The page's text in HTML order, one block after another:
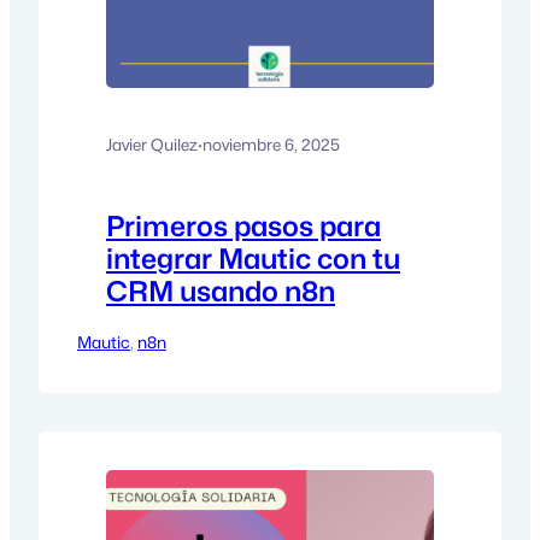
Javier Quilez·noviembre 6, 2025
Primeros pasos para
integrar Mautic con tu
CRM usando n8n
Mautic, n8n